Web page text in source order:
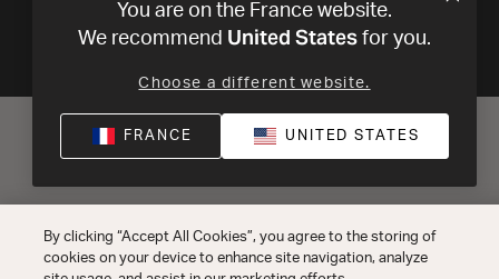
You are on the France website.
We recommend United States for you.
Choose a different website.
FRANCE UNITED STATES
By clicking “Accept All Cookies”, you agree to the storing of
cookies on your device to enhance site navigation, analyze